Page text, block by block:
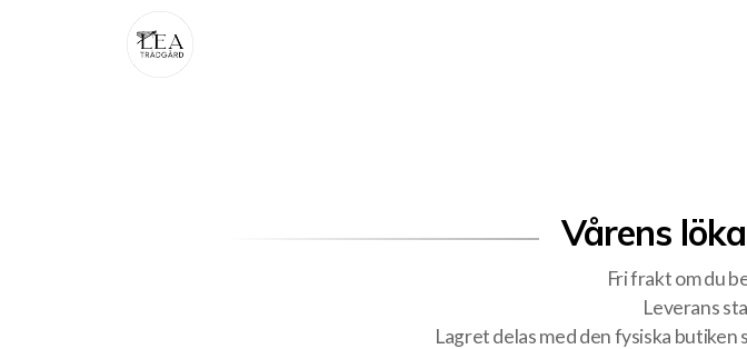
Vårens
Fri frakt om du
Leverans
Lagret delas med den fysiska butiken